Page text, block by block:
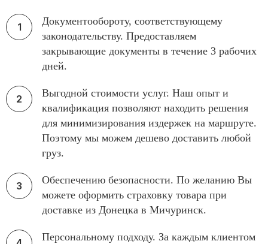
Документообороту, соответствующему
законодательству. Предоставляем
закрывающие документы в течение 3 рабочих
дней.
Выгодной стоимости услуг. Наш опыт и
квалификация позволяют находить решения
для минимизирования издержек на маршруте.
Поэтому мы можем дешево доставить любой
груз.
Обеспечению безопасности. По желанию Вы
можете оформить страховку товара при
доставке из Донецка в Мичуринск.
Персональному подходу. За каждым клиентом